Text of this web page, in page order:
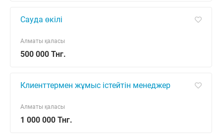
Сауда өкілі
500 000 Тнг.
Алматы қаласы
Клиенттермен жұмыс істейтін менеджер
1 000 000 Тнг.
Алматы қаласы